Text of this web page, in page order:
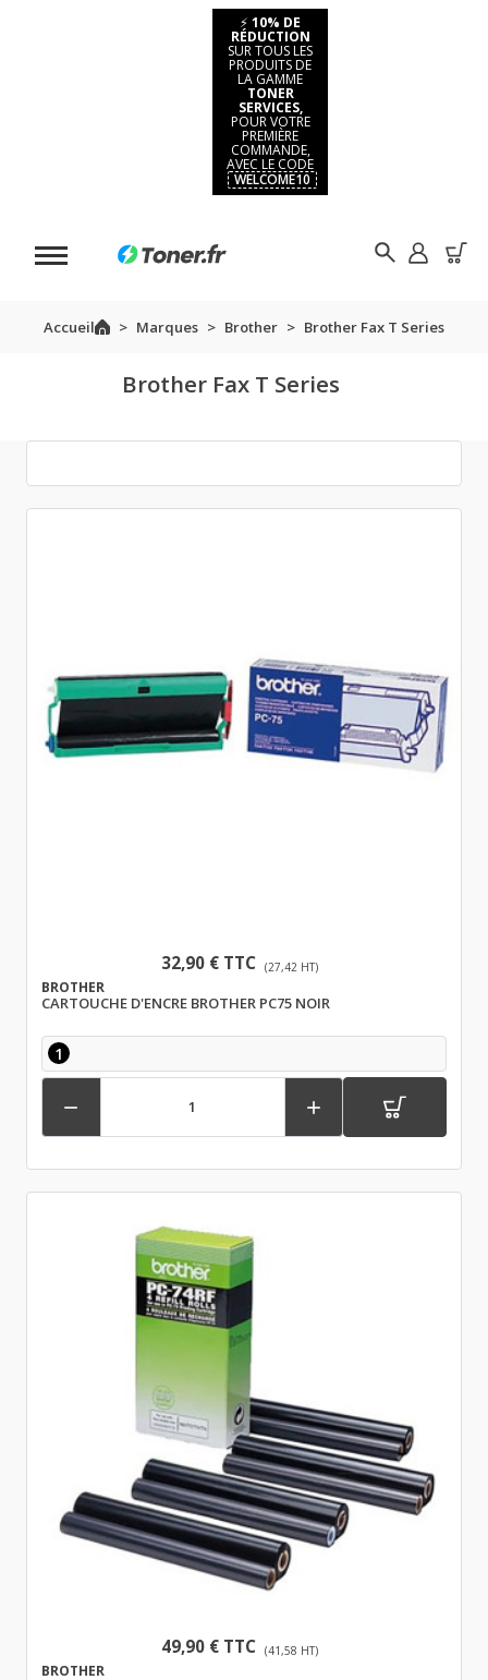
⚡ 10% DE
RÉDUCTION
SUR TOUS LES
PRODUITS DE
LA GAMME
TONER
SERVICES,
POUR VOTRE
PREMIÈRE
COMMANDE,
AVEC LE CODE
WELCOME10
Accueil Marques Brother Brother Fax T Series
Brother Fax T Series
32,90 € TTC (27,42 HT)
BROTHER
CARTOUCHE D'ENCRE BROTHER PC75 NOIR
1
 
49,90 € TTC (41,58 HT)
BROTHER